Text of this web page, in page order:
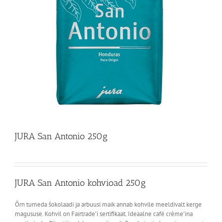
JURA San Antonio 250g
JURA San Antonio kohvioad 250g
Õrn tumeda šokolaadi ja arbuusi maik annab kohvile meeldivalt kerge
magususe. Kohvil on Fairtrade’i sertifikaat. Ideaalne café crème’ina